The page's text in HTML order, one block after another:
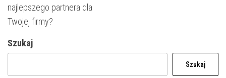
najlepszego partnera dla
Twojej firmy?
Szukaj
Szukaj